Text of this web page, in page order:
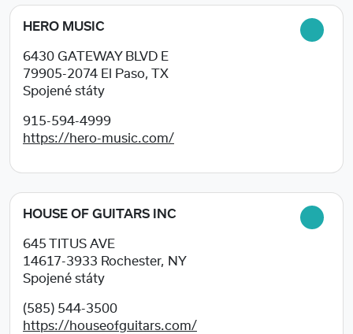
HERO MUSIC
6430 GATEWAY BLVD E
79905-2074 El Paso, TX
Spojené státy
915-594-4999
https://hero-music.com/
HOUSE OF GUITARS INC
645 TITUS AVE
14617-3933 Rochester, NY
Spojené státy
(585) 544-3500
https://houseofguitars.com/